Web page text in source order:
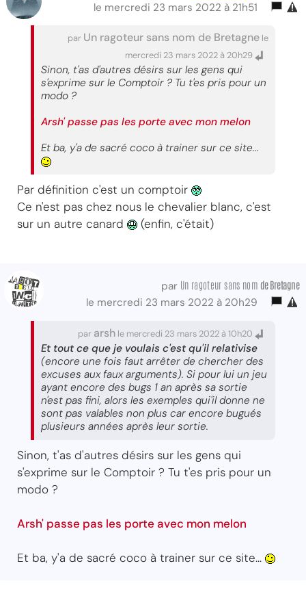
le mercredi 23 mars 2022 à 21h51
par Un ragoteur sans nom de Bretagne le
mercredi 23 mars 2022 à 20h29
Sinon, t'as d'autres désirs sur les gens qui
s'exprime sur le Comptoir ? Tu t'es pris pour un
modo ?
Arsh' passe pas les porte avec mon melon
Et ba, y'a de sacré coco à trainer sur ce site...
Par définition c'est un comptoir
Ce n'est pas chez nous le chevalier blanc, c'est
sur un autre canard
(enfin, c'était)
par Un ragoteur sans nom de Bretagne
le mercredi 23 mars 2022 à 20h29
par arsh le mercredi 23 mars 2022 à 10h20
Et tout ce que je voulais c'est qu'il relativise
(encore une fois faut arrêter de chercher des
excuses aux faux arguments). Si pour lui un jeu
ayant encore des bugs 1 an après sa sortie
n'est pas fini, alors les exemples qui'il donne ne
sont pas valables non plus car encore bugués
plusieurs années après leur sortie.
Sinon, t'as d'autres désirs sur les gens qui
s'exprime sur le Comptoir ? Tu t'es pris pour un
modo ?
Arsh' passe pas les porte avec mon melon
Et ba, y'a de sacré coco à trainer sur ce site...